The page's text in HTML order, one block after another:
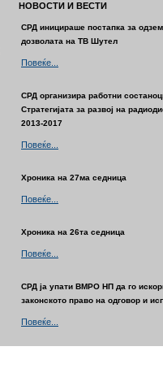
НОВОСТИ И ВЕСТИ
СРД иницираше постапка за
дозволата на ТВ Шутел
Повеќе...
СРД организира работни
Стратегијата за развој на
2013-2017
Повеќе...
Хроника на 27ма седница
Повеќе...
Хроника на 26та седница
Повеќе...
СРД ја упати ВМРО НП да го
законското право на одговор и
Повеќе...